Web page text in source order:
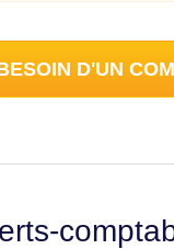
D'UN